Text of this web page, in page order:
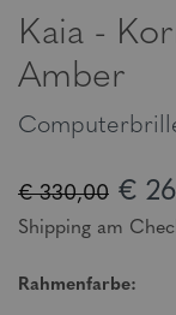
Kaia -
Amber
€ 330,00 €
Shipping am
Rahmenfarbe: